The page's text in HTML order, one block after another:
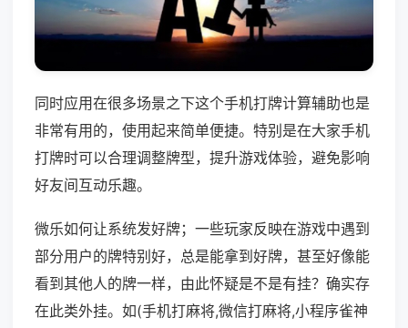
同时应用在很多场景之下这个手机打牌计算辅助也是
非常有用的，使用起来简单便捷。特别是在大家手机
打牌时可以合理调整牌型，提升游戏体验，避免影响
好友间互动乐趣。
微乐如何让系统发好牌；一些玩家反映在游戏中遇到
部分用户的牌特别好，总是能拿到好牌，甚至好像能
看到其他人的牌一样，由此怀疑是不是有挂？确实存
在此类外挂。如(手机打麻将,微信打麻将,小程序雀神